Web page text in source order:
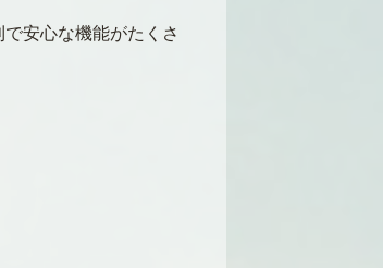
安心な機能がたくさ